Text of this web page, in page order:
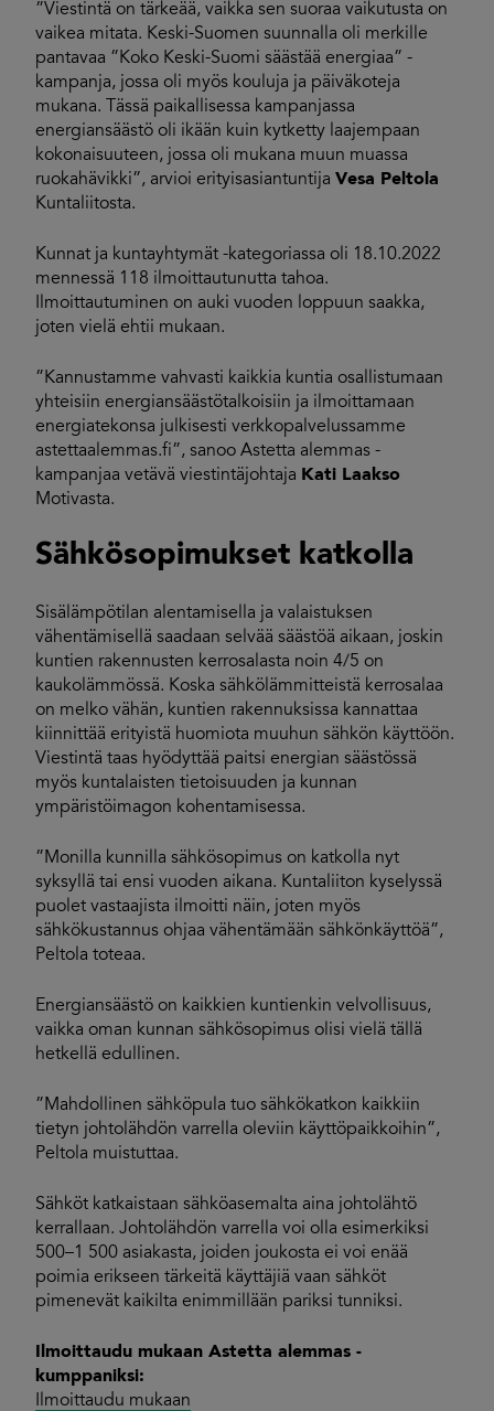
”Viestintä on tärkeää, vaikka sen suoraa vaikutusta on
vaikea mitata. Keski-Suomen suunnalla oli merkille
pantavaa ”Koko Keski-Suomi säästää energiaa” -
kampanja, jossa oli myös kouluja ja päiväkoteja
mukana. Tässä paikallisessa kampanjassa
energiansäästö oli ikään kuin kytketty laajempaan
kokonaisuuteen, jossa oli mukana muun muassa
ruokahävikki”, arvioi erityisasiantuntija Vesa Peltola
Kuntaliitosta.
Kunnat ja kuntayhtymät -kategoriassa oli 18.10.2022
mennessä 118 ilmoittautunutta tahoa.
Ilmoittautuminen on auki vuoden loppuun saakka,
joten vielä ehtii mukaan.
”Kannustamme vahvasti kaikkia kuntia osallistumaan
yhteisiin energiansäästötalkoisiin ja ilmoittamaan
energiatekonsa julkisesti verkkopalvelussamme
astettaalemmas.fi”, sanoo Astetta alemmas -
kampanjaa vetävä viestintäjohtaja Kati Laakso
Motivasta.
Sähkösopimukset katkolla
Sisälämpötilan alentamisella ja valaistuksen
vähentämisellä saadaan selvää säästöä aikaan, joskin
kuntien rakennusten kerrosalasta noin 4/5 on
kaukolämmössä. Koska sähkölämmitteistä kerrosalaa
on melko vähän, kuntien rakennuksissa kannattaa
kiinnittää erityistä huomiota muuhun sähkön käyttöön.
Viestintä taas hyödyttää paitsi energian säästössä
myös kuntalaisten tietoisuuden ja kunnan
ympäristöimagon kohentamisessa.
”Monilla kunnilla sähkösopimus on katkolla nyt
syksyllä tai ensi vuoden aikana. Kuntaliiton kyselyssä
puolet vastaajista ilmoitti näin, joten myös
sähkökustannus ohjaa vähentämään sähkönkäyttöä”,
Peltola toteaa.
Energiansäästö on kaikkien kuntienkin velvollisuus,
vaikka oman kunnan sähkösopimus olisi vielä tällä
hetkellä edullinen.
”Mahdollinen sähköpula tuo sähkökatkon kaikkiin
tietyn johtolähdön varrella oleviin käyttöpaikkoihin”,
Peltola muistuttaa.
Sähköt katkaistaan sähköasemalta aina johtolähtö
kerrallaan. Johtolähdön varrella voi olla esimerkiksi
500–1 500 asiakasta, joiden joukosta ei voi enää
poimia erikseen tärkeitä käyttäjiä vaan sähköt
pimenevät kaikilta enimmillään pariksi tunniksi.
Ilmoittaudu mukaan Astetta alemmas -
kumppaniksi:
Ilmoittaudu mukaan